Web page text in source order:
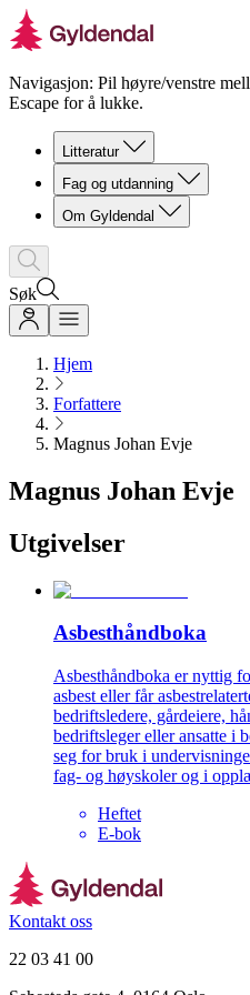
Navigasjon: Pil høyre/venstre
Escape for å lukke.
Litteratur
Fag og utdanning
Om Gyldendal
Søk
Hjem
Forfattere
Magnus Johan Evje
Magnus Johan Evje
Utgivelser
Asbesthåndboka
Asbesthåndboka er nyttig
asbest eller får
bedriftsledere, gårdeiere,
bedriftsleger eller ansatte i
seg for bruk i
fag- og høyskoler og i
Heftet
E-bok
Kontakt oss
22 03 41 00